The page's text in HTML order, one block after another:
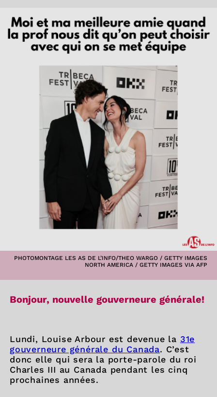
PHOTOMONTAGE LES AS DE L’INFO/THEO WARGO / GETTY IMAGES
NORTH AMERICA / GETTY IMAGES VIA AFP
Bonjour, nouvelle gouverneure générale!
Lundi, Louise Arbour est devenue la 31e
gouverneure générale du Canada. C’est
donc elle qui sera la porte-parole du roi
Charles III au Canada pendant les cinq
prochaines années.